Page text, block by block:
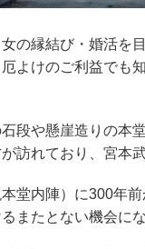
の縁結び・婚活を
よけのご利益でも
段や懸崖造りの本
訪れており、宮本
堂内陣）に300年
またとない機会に